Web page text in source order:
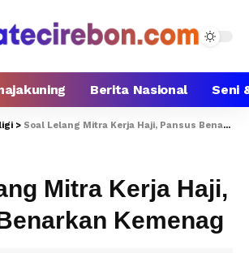
Berita Nasional Seni
> Soal Lelang Mitra Kerja Haji, Pansus Benarkan Kemenag
Mitra Kerja Haji,
Kemenag